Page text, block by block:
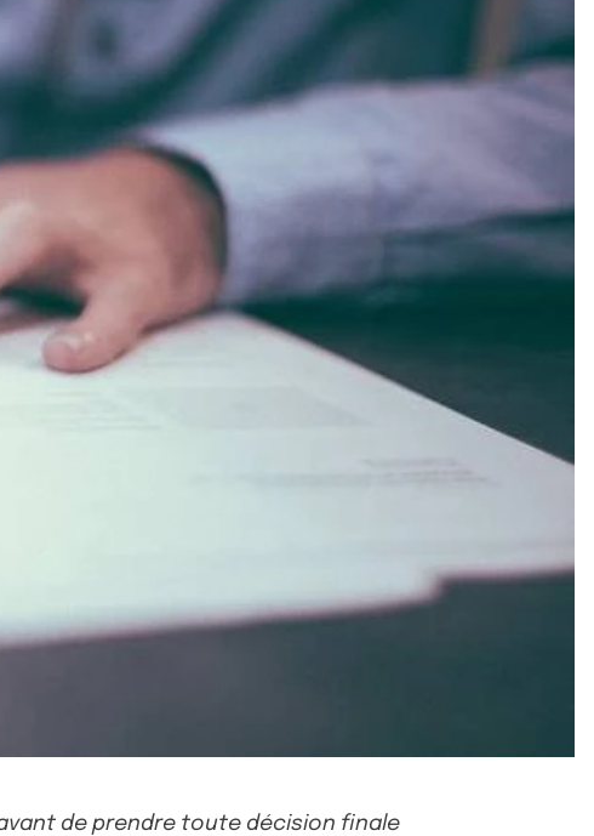
de prendre toute décision finale